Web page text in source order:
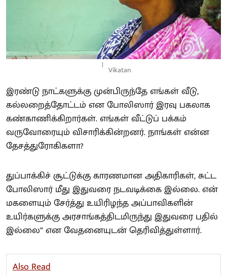
Vikatan
இரண்டு நாட்களுக்கு முன்பிருந்தே எங்கள் வீடு,
கல்லறைத்தோட்டம் என போலிஸார் இரவு பகலாக
கண்காணிக்கிறார்கள். எங்கள் வீட்டுப் பக்கம்
வருவோரையும் விசாரிக்கின்றனர். நாங்கள் என்ன
தேசத்துரோகிகளா?
துப்பாக்கிச் சூட்டுக்கு காரணமான அதிகாரிகள், சுட்ட
போலிஸார் மீது இதுவரை நடவடிக்கை இல்லை. என்
மகளையும் சேர்த்து உயிரிழந்த அப்பாவிகளின்
உயிர்களுக்கு அரசாங்கத்திடமிருந்து இதுவரை பதில்
இல்லை” என வேதனையுடன் தெரிவித்துள்ளார்.
Also Read